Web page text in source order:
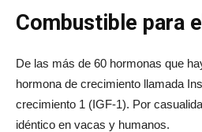
Combustible para
De las más de 60 hormonas que
hormona de crecimiento llamada
crecimiento 1 (IGF-1). Por
idéntico en vacas y humanos.